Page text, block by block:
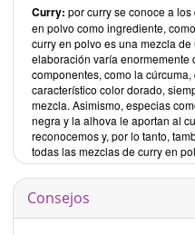
Curry: por curry se conoce a
en polvo como ingrediente,
curry en polvo es una mezcla
elaboración varía enormemente
componentes, como la
característico color dorado,
mezcla. Asimismo, especias
negra y la alhova le aportan al
reconocemos y, por lo tanto,
todas las mezclas de curry en
Consejos